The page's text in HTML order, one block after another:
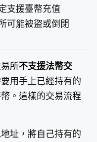
支援臺幣充值
可能被盜或倒閉
所不支援法幣交
用手上已經持有的
。這樣的交易流程
址，將自己持有的